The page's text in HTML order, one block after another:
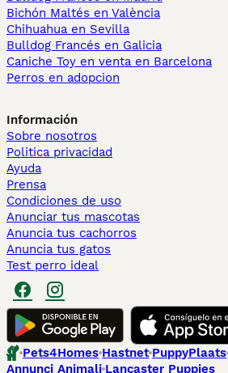
Bichón Maltés en València
Chihuahua en Sevilla
Bulldog Francés en Galicia
Caniche Toy en venta en Barcelona
Perros en adopcion
Información
Sobre nosotros
Politica privacidad
Ayuda
Prensa
Condiciones de uso
Anunciar tus mascotas
Anuncia tus cachorros
Anuncia tus gatos
Test perro ideal
Pets4Homes Hastnet PuppyPlaats
Annunci Animali Lancaster Puppies